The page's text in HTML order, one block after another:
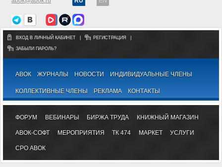
ВХОД В ЛИЧНЫЙ КАБИНЕТ РЕГИСТРАЦИЯ
ЗАБЫЛИ ПАРОЛЬ?
АВОК ЖУРНАЛЫ НОВОСТИ ИНДИВИДУАЛЬНЫЕ ЧЛЕНЫ
КОЛЛЕКТИВНЫЕ ЧЛЕНЫ РЕКЛАМА КОНТАКТЫ
ФОРУМ ВЕБИНАРЫ БИРЖА ТРУДА КНИЖНЫЙ МАГАЗИН
АВОК-СОФТ МЕРОПРИЯТИЯ ТК 474 МАРКЕТ УСЛУГИ
СРО АВОК